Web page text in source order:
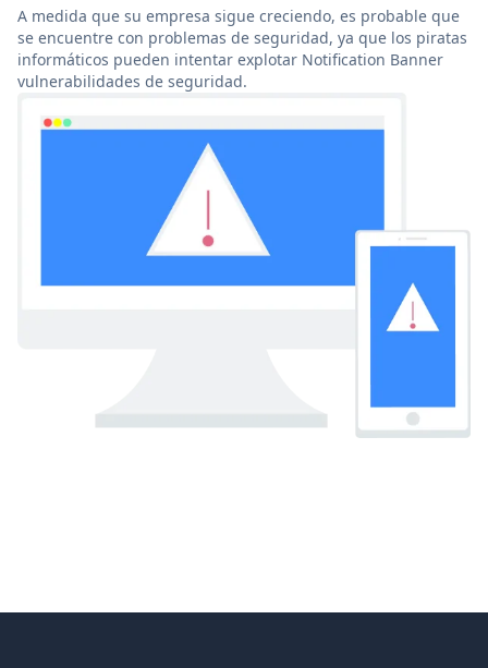
A medida que su empresa sigue creciendo, es probable que
se encuentre con problemas de seguridad, ya que los piratas
informáticos pueden intentar explotar Notification Banner
vulnerabilidades de seguridad.